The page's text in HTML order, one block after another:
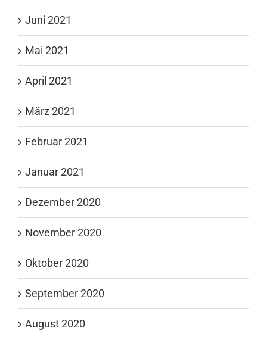
Juni 2021
Mai 2021
April 2021
März 2021
Februar 2021
Januar 2021
Dezember 2020
November 2020
Oktober 2020
September 2020
August 2020